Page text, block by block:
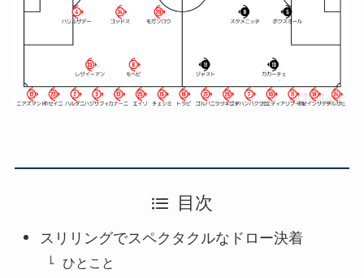
目次
スリリングでスペクタクルなドロー決着
ひとこと